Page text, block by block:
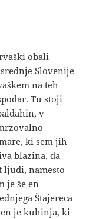
obali
Slovenije
na teh
Tu stoji
v
ki sem jih
blazina, da
ljudi, namesto
je še en
Štajereca
je kuhinja, ki